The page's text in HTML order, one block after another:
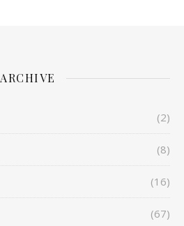
ARCHIVE
(2)
(8)
(16)
(67)